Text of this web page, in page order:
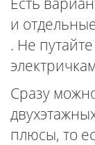
и
. Не
Сразу
плюсы, то